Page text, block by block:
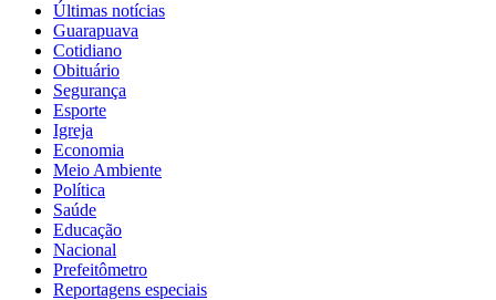
Últimas notícias
Guarapuava
Cotidiano
Obituário
Segurança
Esporte
Igreja
Economia
Meio Ambiente
Política
Saúde
Educação
Nacional
Prefeitômetro
Reportagens especiais